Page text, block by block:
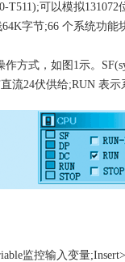
T511);可以模拟131072
64K字节;66 个系统功能
作方式，如图 1示。
流24伏供给;RUN 表示
监控输入变量